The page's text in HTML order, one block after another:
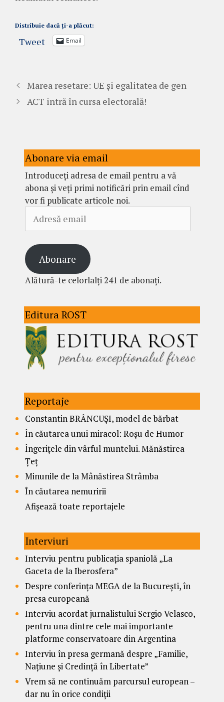
Distribuie dacă ți-a plăcut:
Tweet Email
Marea resetare: UE și egalitatea de gen
ACT intră în cursa electorală!
Abonare via email
Introduceți adresa de email pentru a vă
abona și veți primi notificări prin email cînd
vor fi publicate articole noi.
email
Abonare
Alătură-te celorlalți 241 de abonați.
Editura ROST
Reportaje
Constantin BRÂNCUȘI, model de bărbat
În căutarea unui miracol: Roșu de Humor
Îngerițele din vârful muntelui. Mănăstirea
Țeț
Minunile de la Mânăstirea Strâmba
În căutarea nemuririi
Afișează toate reportajele
Interviuri
Interviu pentru publicația spaniolă „La
Gaceta de la Iberosfera”
Despre conferința MEGA de la București, în
presa europeană
Interviu acordat jurnalistului Sergio Velasco,
pentru una dintre cele mai importante
platforme conservatoare din Argentina
Interviu în presa germană despre „Familie,
Națiune și Credință în Libertate”
Vrem să ne continuăm parcursul european –
dar nu în orice condiții